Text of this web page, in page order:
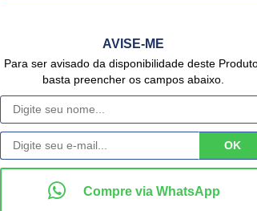
AVISE-ME
Para ser avisado da disponibilidade deste Produto,
basta preencher os campos abaixo.